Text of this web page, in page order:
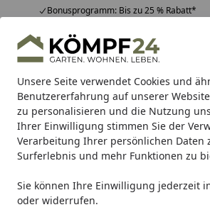
Unsere Seite verwendet Cookies und
Benutzererfahrung auf unserer
zu personalisieren und die Nutzung
Ihrer Einwilligung stimmen Sie der
Verarbeitung Ihrer persönlichen Daten
Surferlebnis und mehr Funktionen zu
Sie können Ihre Einwilligung jederzeit
oder widerrufen.
Bonusprogramm: Bis zu 25 % Rabatt*
Hotline07051 / 9 22 22
Mo-Fr. 8-16 Uhr 25.974 Bewertungen
Alle Produkte
Alle ProdukteHighlights Tipps
Grill Gasgrill Holzkohlegrill
Karibu
Dein